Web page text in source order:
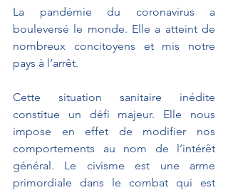
La pandémie du coronavirus a
bouleversé le monde. Elle a atteint de
nombreux concitoyens et mis notre
pays à l’arrêt.
Cette situation sanitaire inédite
constitue un défi majeur. Elle nous
impose en effet de modifier nos
comportements au nom de l’intérêt
général. Le civisme est une arme
primordiale dans le combat qui est